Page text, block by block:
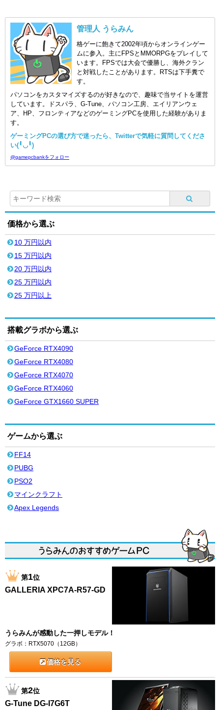
管理人 うらみん
格ゲーに飽きて2002年頃からオンラインゲー
ムに参入。主にFPSとMMORPGをプレイして
います。FPSでは大会で優勝し、海外クラン
と対戦したことがあります。RTSは下手糞で
す。
パソコンをカスタマイズするのが好きなので、趣味で当サイトを運営
しています。ドスパラ、G-Tune、パソコン工房、エイリアンウェ
ア、HP、フロンティアなどのゲーミングPCを使用した経験がありま
す。
ゲーミングPCの選び方で迷ったら、Twitterで気軽に質問してくださ
い(╹◡╹)
@gamepcbankをフォロー
価格から選ぶ
10 万円以内
15 万円以内
20 万円以内
25 万円以内
25 万円以上
搭載グラボから選ぶ
GeForce RTX4090
GeForce RTX4080
GeForce RTX4070
GeForce RTX4060
GeForce GTX1660 SUPER
ゲームから選ぶ
FF14
PUBG
PSO2
マインクラフト
Apex Legends
第1位
GALLERIA XPC7A-R57-GD
うらみんが感動した一押しモデル！
グラボ：RTX5070（12GB）
価格を見る
第2位
G-Tune DG-I7G6T